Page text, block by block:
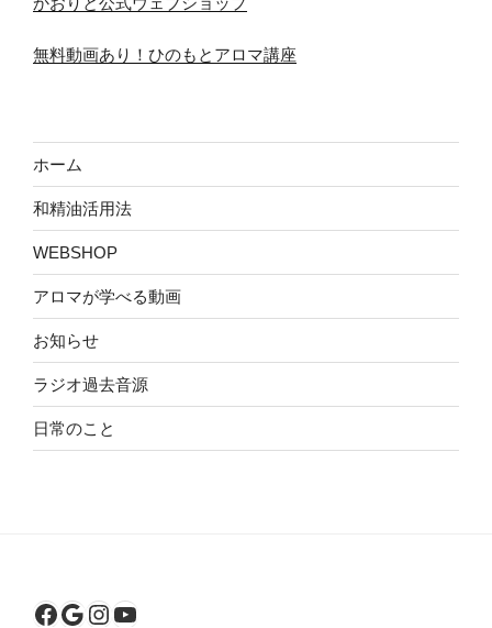
無料動画あり！ひのもとアロマ講座
ホーム
和精油活用法
WEBSHOP
アロマが学べる動画
お知らせ
ラジオ過去音源
日常のこと
Facebook
Google
Instagram
YouTube